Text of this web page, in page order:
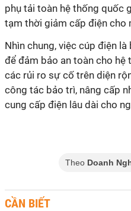
phụ tải toàn hệ thống quốc
tạm thời giảm cấp điện cho
Nhìn chung, việc cúp điện
để đảm bảo an toàn cho hệ
các rủi ro sự cố trên diện
công tác bảo trì, nâng cấp
cung cấp điện lâu dài cho
Theo Doanh
CẦN BIẾT